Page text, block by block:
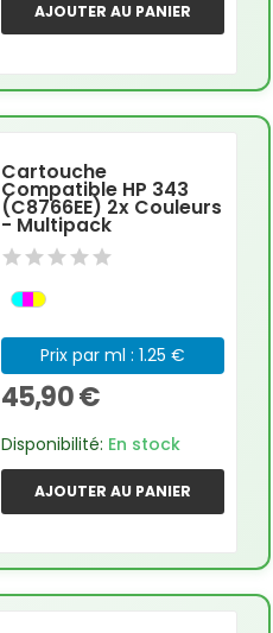
AJOUTER AU PANIER
Cartouche
Compatible HP 343
(C8766EE) 2x Couleurs
- Multipack
Prix par ml : 1.25 €
45,90 €
Disponibilité: En stock
AJOUTER AU PANIER